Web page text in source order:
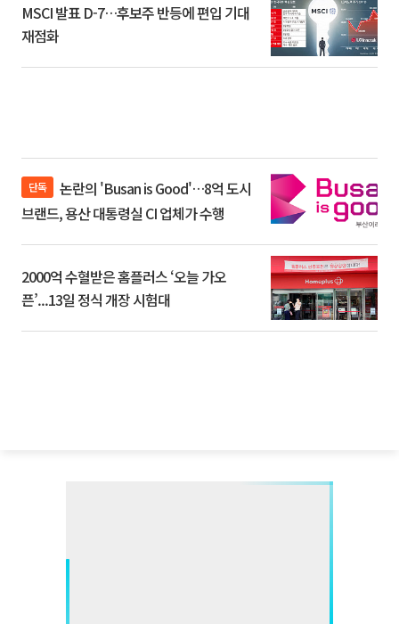
MSCI 발표 D-7…후보주 반등에 편입 기대
재점화
단독
브랜드, 용산 대통령실 CI 업체가 수행
2000억 수혈받은 홈플러스 ‘오늘 가오
픈’...13일 정식 개장 시험대